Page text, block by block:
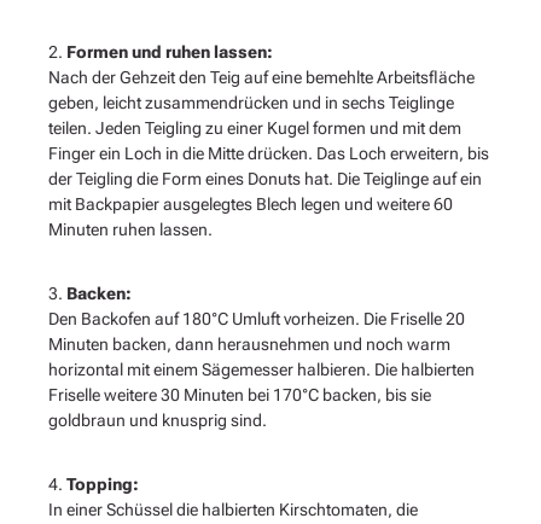
2. Formen und ruhen lassen:
Nach der Gehzeit den Teig auf eine bemehlte Arbeitsfläche
geben, leicht zusammendrücken und in sechs Teiglinge
teilen. Jeden Teigling zu einer Kugel formen und mit dem
Finger ein Loch in die Mitte drücken. Das Loch erweitern, bis
der Teigling die Form eines Donuts hat. Die Teiglinge auf ein
mit Backpapier ausgelegtes Blech legen und weitere 60
Minuten ruhen lassen.
3. Backen:
Den Backofen auf 180°C Umluft vorheizen. Die Friselle 20
Minuten backen, dann herausnehmen und noch warm
horizontal mit einem Sägemesser halbieren. Die halbierten
Friselle weitere 30 Minuten bei 170°C backen, bis sie
goldbraun und knusprig sind.
4. Topping:
In einer Schüssel die halbierten Kirschtomaten, die